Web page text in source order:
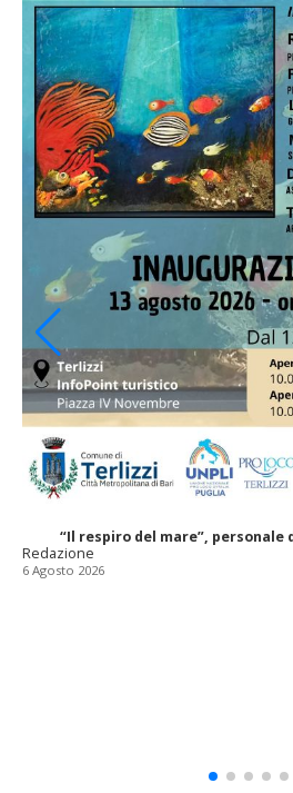
“Il respiro del mare”,
Redazione
6 Agosto 2026